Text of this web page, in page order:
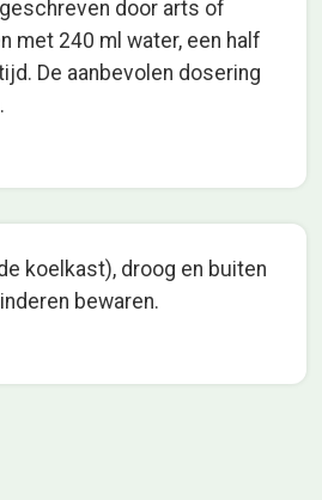
door arts of
met 240 ml water, een half
De aanbevolen dosering
koelkast), droog en buiten
bewaren.